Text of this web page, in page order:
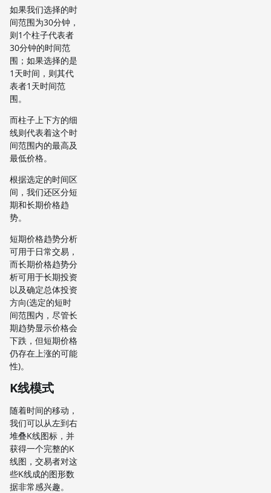
如果我们选择的时
间范围为30分钟，
则1个柱子代表者
30分钟的时间范
围；如果选择的是
1天时间，则其代
表者1天时间范
围。
而柱子上下方的细
线则代表着这个时
间范围内的最高及
最低价格。
根据选定的时间区
间，我们还区分短
期和长期价格趋
势。
短期价格趋势分析
可用于日常交易，
而长期价格趋势分
析可用于长期投资
以及确定总体投资
方向(选定的短时
间范围内，尽管长
期趋势显示价格会
下跌，但短期价格
仍存在上涨的可能
性)。
K线模式
随着时间的移动，
我们可以从左到右
堆叠K线图标，并
获得一个完整的K
线图，交易者对这
些K线成的图形数
据非常感兴趣。